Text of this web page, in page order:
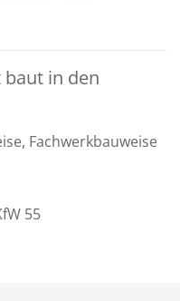
baut in den
Fachwerkbauweise
55